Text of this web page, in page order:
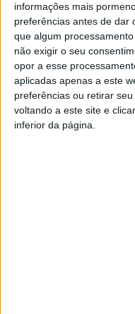
informações mais
preferências antes de dar
que algum
não exigir o seu
opor a esse
aplicadas apenas a este
preferências ou retirar
voltando a este site e
inferior da página.